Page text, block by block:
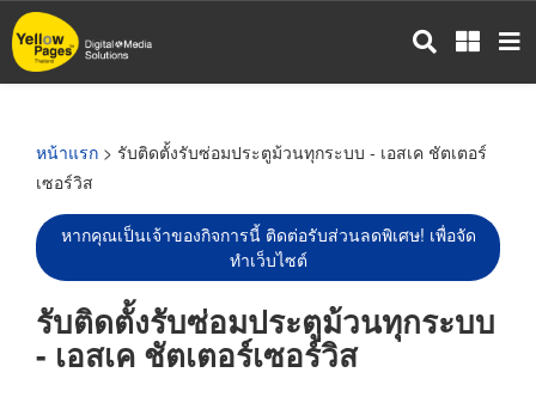
ข้าม
ไป
หน้าแรก > รับติดตั้งรับซ่อมประตูม้วนทุกระบบ - เอสเค ชัตเตอร์
เซอร์วิส
หากคุณเป็นเจ้าของกิจการนี้ ติดต่อรับส่วนลดพิเศษ! เพื่อจัด
ทำเว็บไซต์
รับติดตั้งรับซ่อมประตูม้วนทุกระบบ
- เอสเค ชัตเตอร์เซอร์วิส